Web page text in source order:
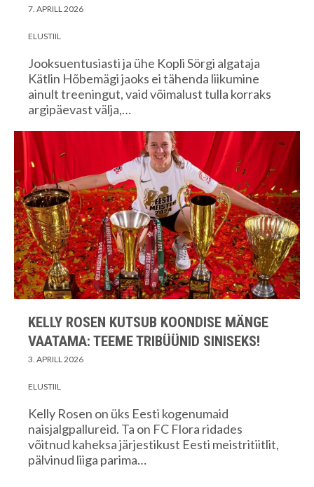
7. APRILL 2026
ELUSTIIL
Jooksuentusiasti ja ühe Kopli Sörgi algataja
Kätlin Hõbemägi jaoks ei tähenda liikumine
ainult treeningut, vaid võimalust tulla korraks
argipäevast välja,…
KELLY ROSEN KUTSUB KOONDISE MÄNGE
VAATAMA: TEEME TRIBÜÜNID SINISEKS!
3. APRILL 2026
ELUSTIIL
Kelly Rosen on üks Eesti kogenumaid
naisjalgpallureid. Ta on FC Flora ridades
võitnud kaheksa järjestikust Eesti meistritiitlit,
pälvinud liiga parima…